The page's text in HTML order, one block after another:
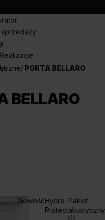
sprzedaży
PORTA BELLARO
BELLARO
NowośćHydro
Protect
Pakiet
akustyczny